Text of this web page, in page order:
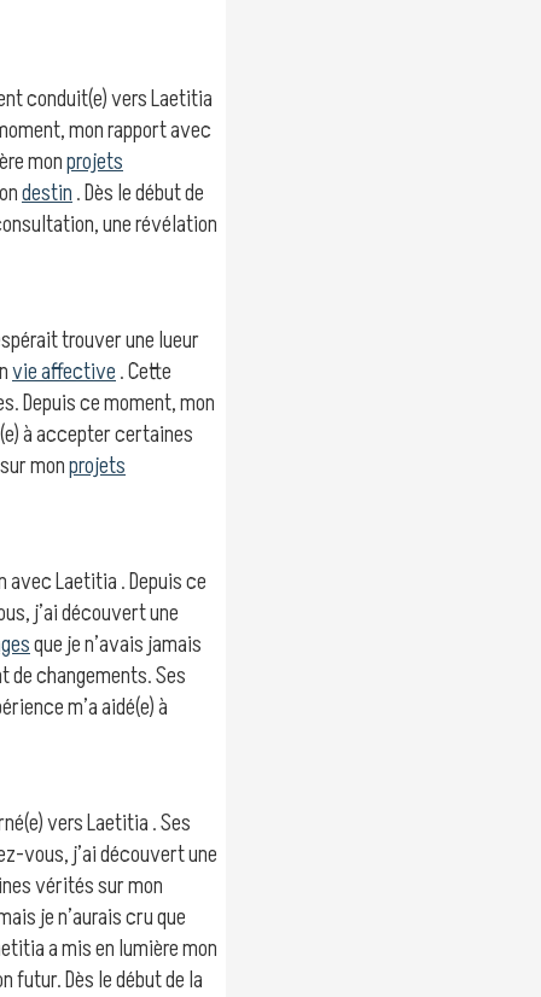
conduit(e) vers Laetitia
mon rapport avec
monprojets
destin. Dès le début de
une révélation
trouver une lueur
vie affective. Cette
Depuis ce moment, mon
à accepter certaines
monprojets
avec Laetitia . Depuis ce
j’ai découvert une
que je n’avais jamais
de changements. Ses
m’a aidé(e) à
vers Laetitia . Ses
vous, j’ai découvert une
vérités sur mon
je n’aurais cru que
a mis en lumière mon
futur. Dès le début de la